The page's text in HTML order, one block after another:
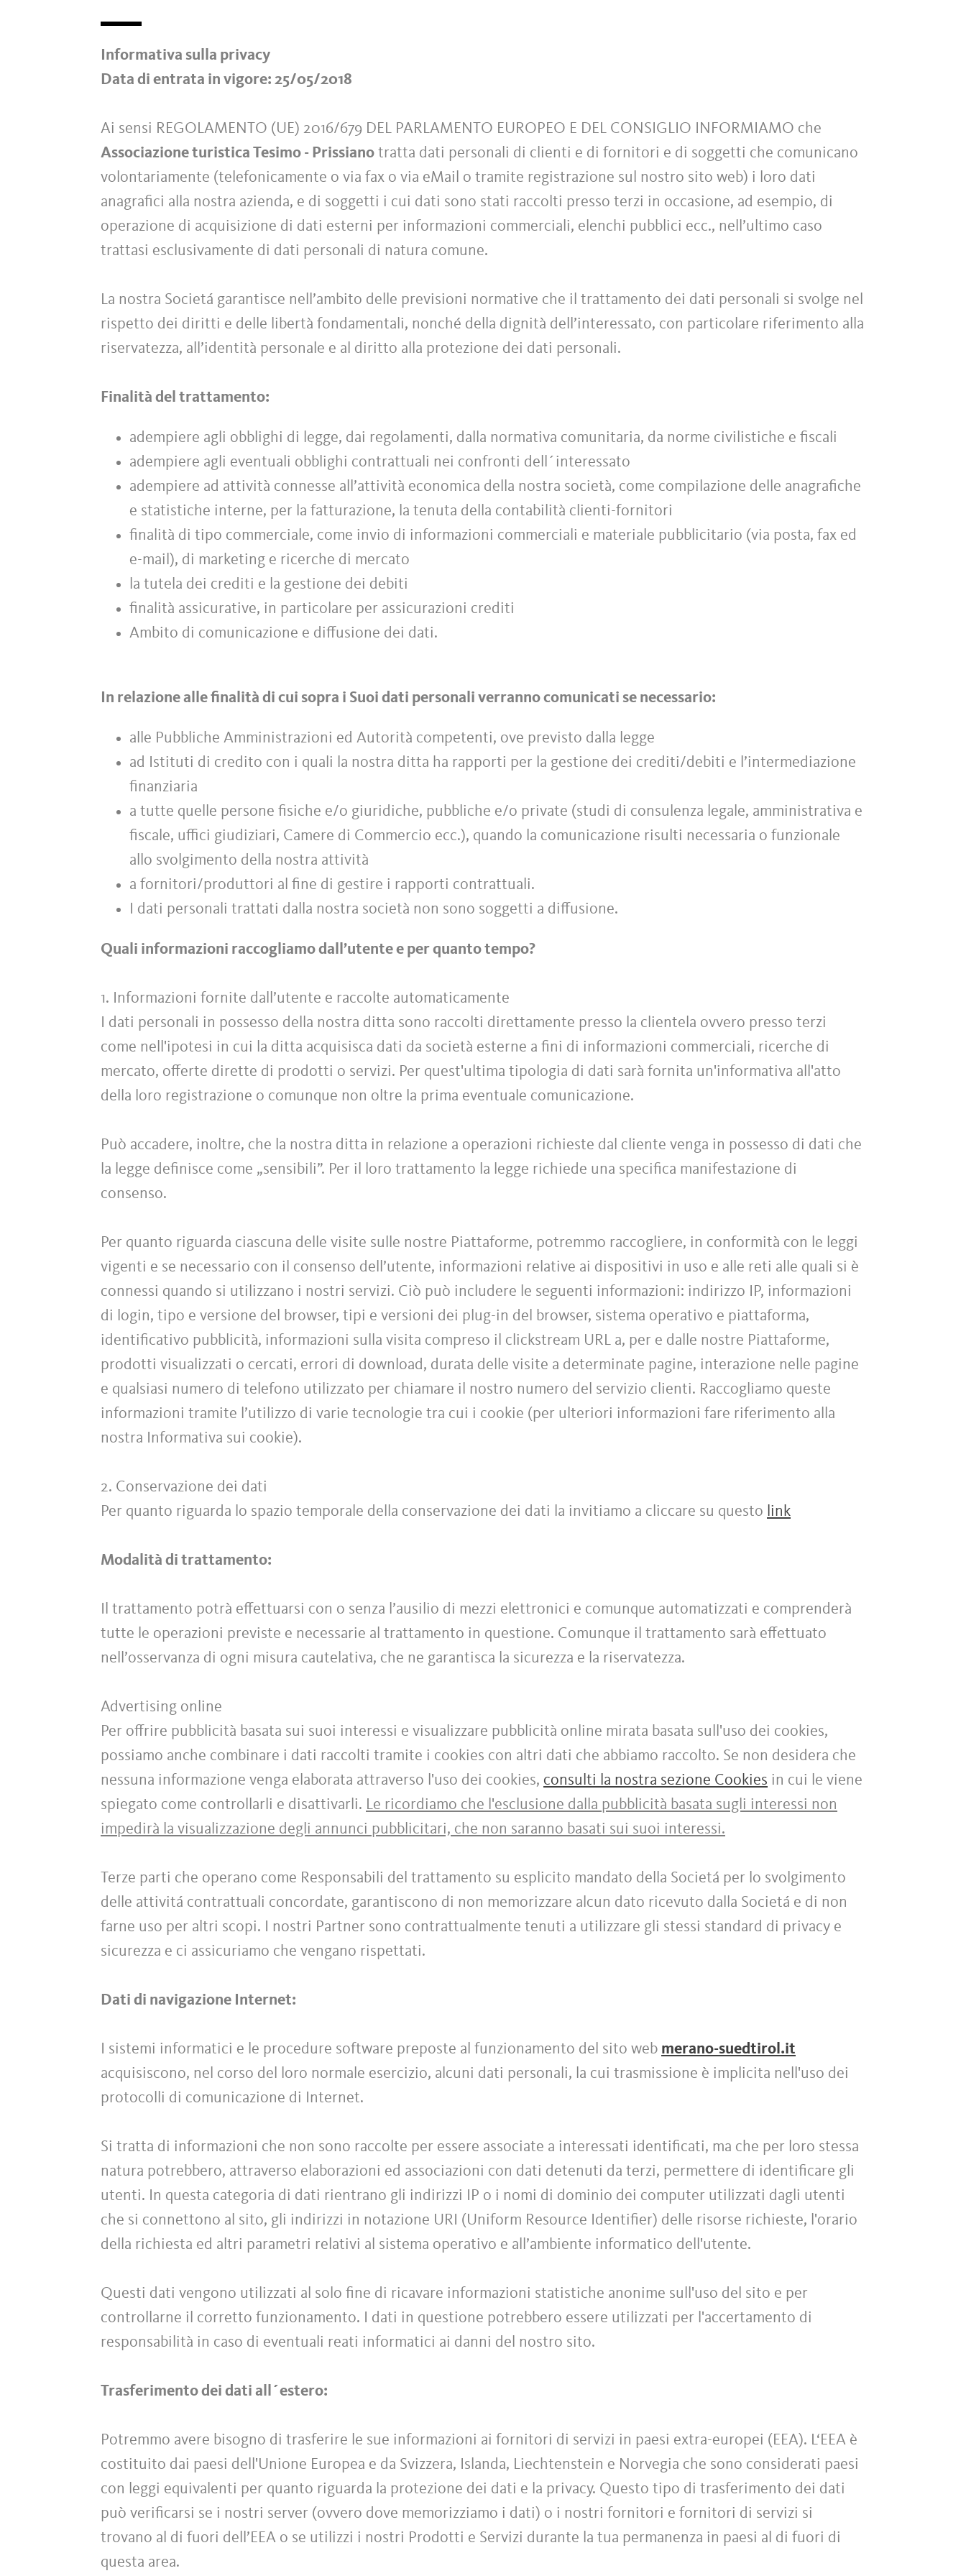
Informativa sulla privacy
Data di entrata in vigore: 25/05/2018
Ai sensi REGOLAMENTO (UE) 2016/679 DEL PARLAMENTO EUROPEO E DEL CONSIGLIO INFORMIAMO che
Associazione turistica Tesimo - Prissiano tratta dati personali di clienti e di fornitori e di soggetti che comunicano
volontariamente (telefonicamente o via fax o via eMail o tramite registrazione sul nostro sito web) i loro dati
anagrafici alla nostra azienda, e di soggetti i cui dati sono stati raccolti presso terzi in occasione, ad esempio, di
operazione di acquisizione di dati esterni per informazioni commerciali, elenchi pubblici ecc., nell’ultimo caso
trattasi esclusivamente di dati personali di natura comune.
La nostra Societá garantisce nell’ambito delle previsioni normative che il trattamento dei dati personali si svolge nel
rispetto dei diritti e delle libertà fondamentali, nonché della dignità dell’interessato, con particolare riferimento alla
riservatezza, all’identità personale e al diritto alla protezione dei dati personali.
Finalità del trattamento:
adempiere agli obblighi di legge, dai regolamenti, dalla normativa comunitaria, da norme civilistiche e fiscali
adempiere agli eventuali obblighi contrattuali nei confronti dell´interessato
adempiere ad attività connesse all’attività economica della nostra società, come compilazione delle anagrafiche
e statistiche interne, per la fatturazione, la tenuta della contabilità clienti-fornitori
finalità di tipo commerciale, come invio di informazioni commerciali e materiale pubblicitario (via posta, fax ed
e-mail), di marketing e ricerche di mercato
la tutela dei crediti e la gestione dei debiti
finalità assicurative, in particolare per assicurazioni crediti
Ambito di comunicazione e diffusione dei dati.
In relazione alle finalità di cui sopra i Suoi dati personali verranno comunicati se necessario:
alle Pubbliche Amministrazioni ed Autorità competenti, ove previsto dalla legge
ad Istituti di credito con i quali la nostra ditta ha rapporti per la gestione dei crediti/debiti e l’intermediazione
finanziaria
a tutte quelle persone fisiche e/o giuridiche, pubbliche e/o private (studi di consulenza legale, amministrativa e
fiscale, uffici giudiziari, Camere di Commercio ecc.), quando la comunicazione risulti necessaria o funzionale
allo svolgimento della nostra attività
a fornitori/produttori al fine di gestire i rapporti contrattuali.
I dati personali trattati dalla nostra società non sono soggetti a diffusione.
Quali informazioni raccogliamo dall’utente e per quanto tempo?
1. Informazioni fornite dall’utente e raccolte automaticamente
I dati personali in possesso della nostra ditta sono raccolti direttamente presso la clientela ovvero presso terzi
come nell'ipotesi in cui la ditta acquisisca dati da società esterne a fini di informazioni commerciali, ricerche di
mercato, offerte dirette di prodotti o servizi. Per quest'ultima tipologia di dati sarà fornita un'informativa all'atto
della loro registrazione o comunque non oltre la prima eventuale comunicazione.
Può accadere, inoltre, che la nostra ditta in relazione a operazioni richieste dal cliente venga in possesso di dati che
la legge definisce come „sensibili”. Per il loro trattamento la legge richiede una specifica manifestazione di
consenso.
Per quanto riguarda ciascuna delle visite sulle nostre Piattaforme, potremmo raccogliere, in conformità con le leggi
vigenti e se necessario con il consenso dell’utente, informazioni relative ai dispositivi in uso e alle reti alle quali si è
connessi quando si utilizzano i nostri servizi. Ciò può includere le seguenti informazioni: indirizzo IP, informazioni
di login, tipo e versione del browser, tipi e versioni dei plug-in del browser, sistema operativo e piattaforma,
identificativo pubblicità, informazioni sulla visita compreso il clickstream URL a, per e dalle nostre Piattaforme,
prodotti visualizzati o cercati, errori di download, durata delle visite a determinate pagine, interazione nelle pagine
e qualsiasi numero di telefono utilizzato per chiamare il nostro numero del servizio clienti. Raccogliamo queste
informazioni tramite l’utilizzo di varie tecnologie tra cui i cookie (per ulteriori informazioni fare riferimento alla
nostra Informativa sui cookie).
2. Conservazione dei dati
Per quanto riguarda lo spazio temporale della conservazione dei dati la invitiamo a cliccare su questo link
Modalità di trattamento:
Il trattamento potrà effettuarsi con o senza l’ausilio di mezzi elettronici e comunque automatizzati e comprenderà
tutte le operazioni previste e necessarie al trattamento in questione. Comunque il trattamento sarà effettuato
nell’osservanza di ogni misura cautelativa, che ne garantisca la sicurezza e la riservatezza.
Advertising online
Per offrire pubblicità basata sui suoi interessi e visualizzare pubblicità online mirata basata sull'uso dei cookies,
possiamo anche combinare i dati raccolti tramite i cookies con altri dati che abbiamo raccolto. Se non desidera che
nessuna informazione venga elaborata attraverso l'uso dei cookies, consulti la nostra sezione Cookies in cui le viene
spiegato come controllarli e disattivarli. Le ricordiamo che l'esclusione dalla pubblicità basata sugli interessi non
impedirà la visualizzazione degli annunci pubblicitari, che non saranno basati sui suoi interessi.
Terze parti che operano come Responsabili del trattamento su esplicito mandato della Societá per lo svolgimento
delle attivitá contrattuali concordate, garantiscono di non memorizzare alcun dato ricevuto dalla Societá e di non
farne uso per altri scopi. I nostri Partner sono contrattualmente tenuti a utilizzare gli stessi standard di privacy e
sicurezza e ci assicuriamo che vengano rispettati.
Dati di navigazione Internet:
I sistemi informatici e le procedure software preposte al funzionamento del sito web merano-suedtirol.it
acquisiscono, nel corso del loro normale esercizio, alcuni dati personali, la cui trasmissione è implicita nell'uso dei
protocolli di comunicazione di Internet.
Si tratta di informazioni che non sono raccolte per essere associate a interessati identificati, ma che per loro stessa
natura potrebbero, attraverso elaborazioni ed associazioni con dati detenuti da terzi, permettere di identificare gli
utenti. In questa categoria di dati rientrano gli indirizzi IP o i nomi di dominio dei computer utilizzati dagli utenti
che si connettono al sito, gli indirizzi in notazione URI (Uniform Resource Identifier) delle risorse richieste, l'orario
della richiesta ed altri parametri relativi al sistema operativo e all’ambiente informatico dell'utente.
Questi dati vengono utilizzati al solo fine di ricavare informazioni statistiche anonime sull'uso del sito e per
controllarne il corretto funzionamento. I dati in questione potrebbero essere utilizzati per l'accertamento di
responsabilità in caso di eventuali reati informatici ai danni del nostro sito.
Trasferimento dei dati all´estero:
Potremmo avere bisogno di trasferire le sue informazioni ai fornitori di servizi in paesi extra-europei (EEA). L‘EEA è
costituito dai paesi dell'Unione Europea e da Svizzera, Islanda, Liechtenstein e Norvegia che sono considerati paesi
con leggi equivalenti per quanto riguarda la protezione dei dati e la privacy. Questo tipo di trasferimento dei dati
può verificarsi se i nostri server (ovvero dove memorizziamo i dati) o i nostri fornitori e fornitori di servizi si
trovano al di fuori dell’EEA o se utilizzi i nostri Prodotti e Servizi durante la tua permanenza in paesi al di fuori di
questa area.